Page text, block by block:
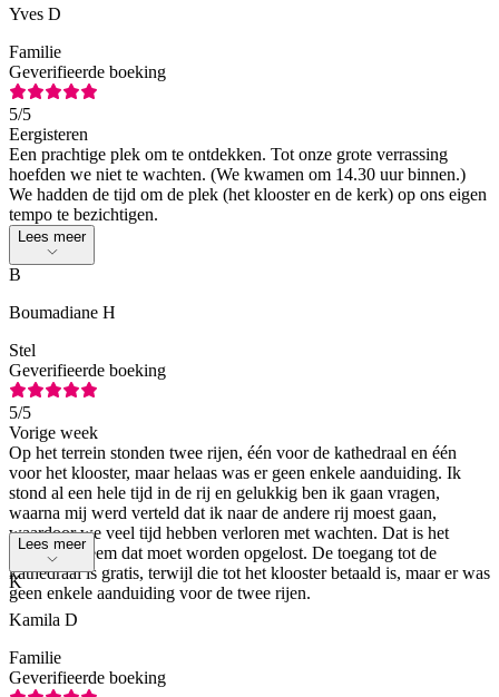
Yves D
Familie
Geverifieerde boeking
5/5
Eergisteren
Een prachtige plek om te ontdekken. Tot onze grote verrassing
hoefden we niet te wachten. (We kwamen om 14.30 uur binnen.)
We hadden de tijd om de plek (het klooster en de kerk) op ons eigen
tempo te bezichtigen.
Lees meer
B
Boumadiane H
Stel
Geverifieerde boeking
5/5
Vorige week
Op het terrein stonden twee rijen, één voor de kathedraal en één
voor het klooster, maar helaas was er geen enkele aanduiding. Ik
stond al een hele tijd in de rij en gelukkig ben ik gaan vragen,
waarna mij werd verteld dat ik naar de andere rij moest gaan,
waardoor we veel tijd hebben verloren met wachten. Dat is het
enige probleem dat moet worden opgelost. De toegang tot de
kathedraal is gratis, terwijl die tot het klooster betaald is, maar er was
geen enkele aanduiding voor de twee rijen.
Lees meer
K
Kamila D
Familie
Geverifieerde boeking